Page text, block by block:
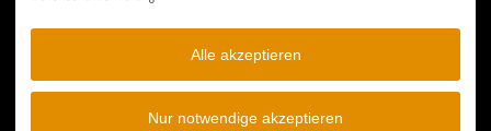
Kostenloser "Late Check-
Alle akzeptieren
Nur notwendige akzeptieren